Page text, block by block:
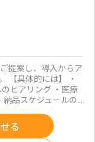
提案し、導入からア
【具体的には】 ・
ヒアリング ・医療
品スケジュールの...
る